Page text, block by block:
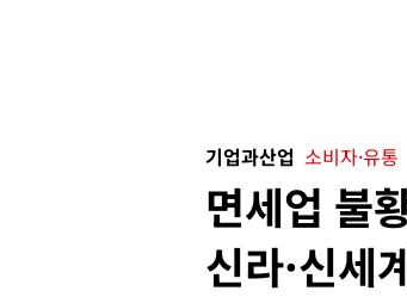
기업과산업 소비자·유통
면세업 불
신라·신세